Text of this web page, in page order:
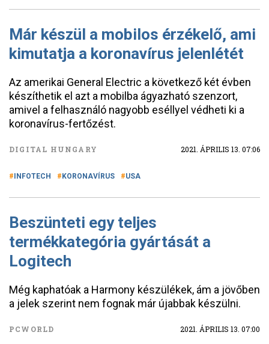
Már készül a mobilos érzékelő, ami
kimutatja a koronavírus jelenlétét
Az amerikai General Electric a következő két évben
készíthetik el azt a mobilba ágyazható szenzort,
amivel a felhasználó nagyobb eséllyel védheti ki a
koronavírus-fertőzést.
DIGITAL HUNGARY 2021. ÁPRILIS 13. 07:06
INFOTECH KORONAVÍRUS USA
Beszünteti egy teljes
termékkategória gyártását a
Logitech
Még kaphatóak a Harmony készülékek, ám a jövőben
a jelek szerint nem fognak már újabbak készülni.
PCWORLD 2021. ÁPRILIS 13. 07:00